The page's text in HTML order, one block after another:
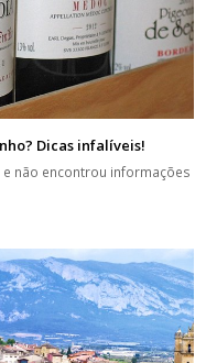
Dicas infalíveis!
não encontrou informações